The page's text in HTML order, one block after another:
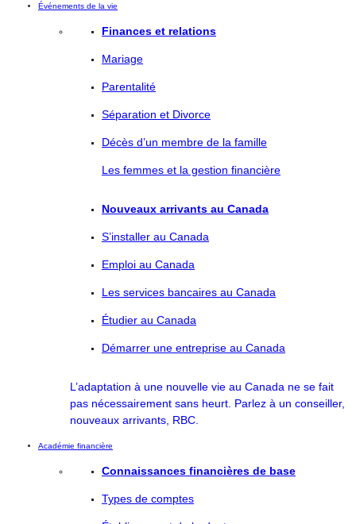
Événements de la vie
Finances et relations
Mariage
Parentalité
Séparation et Divorce
Décès d’un membre de la famille
Les femmes et la gestion financière
Nouveaux arrivants au Canada
S’installer au Canada
Emploi au Canada
Les services bancaires au Canada
Étudier au Canada
Démarrer une entreprise au Canada
L’adaptation à une nouvelle vie au Canada ne se fait
pas nécessairement sans heurt. Parlez à un conseiller,
nouveaux arrivants, RBC.
Académie financière
Connaissances financières de base
Types de comptes